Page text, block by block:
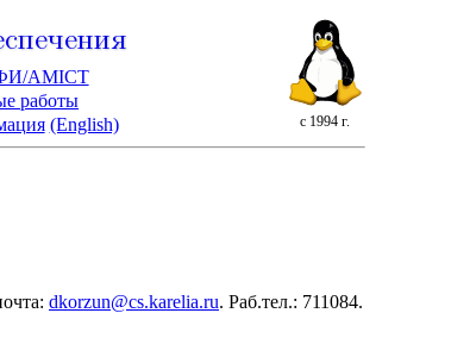
с 1994 г.
AMICT
работы
(English)
dkorzun@cs.karelia.ru. Раб.тел.: 711084.